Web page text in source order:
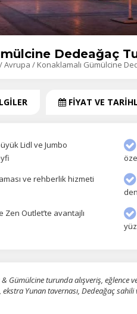
Dedeağaç
/Avrupa / Konaklamalı Gümülcine
FİYAT VE
Lidl ve Jumbo
ve rehberlik hizmeti
Zen Outlet’te avantajlı
& Gümülcine turunda alışveriş, eğlence
ekstra Yunan tavernası, Dedeağaç